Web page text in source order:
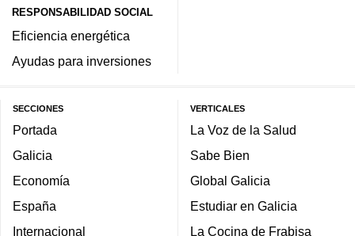
RESPONSABILIDAD SOCIAL
Eficiencia energética
Ayudas para inversiones
SECCIONES
Portada
Galicia
Economía
España
Internacional
VERTICALES
La Voz de la Salud
Sabe Bien
Global Galicia
Estudiar en Galicia
La Cocina de Frabisa